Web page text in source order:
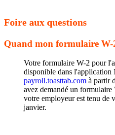
Foire aux questions
Quand mon formulaire W-
Votre formulaire W-2 pour
disponible dans l'application
payroll.toasttab.com à partir
avez demandé un
votre employeur est tenu de
janvier.